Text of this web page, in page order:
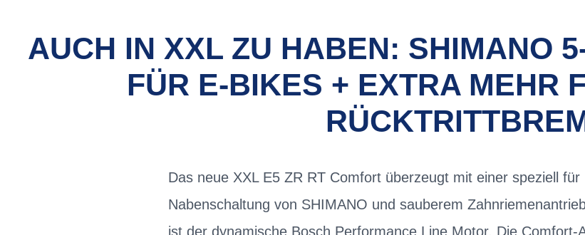
AUCH IN XXL ZU HABEN: SHIMANO
FÜR E-BIKES + EXTRA MEHR
Das neue XXL E5 ZR RT Comfort überzeugt mit einer speziell
Nabenschaltung von SHIMANO und sauberem
ist der dynamische Bosch Performance Line Motor. Die Comfort-